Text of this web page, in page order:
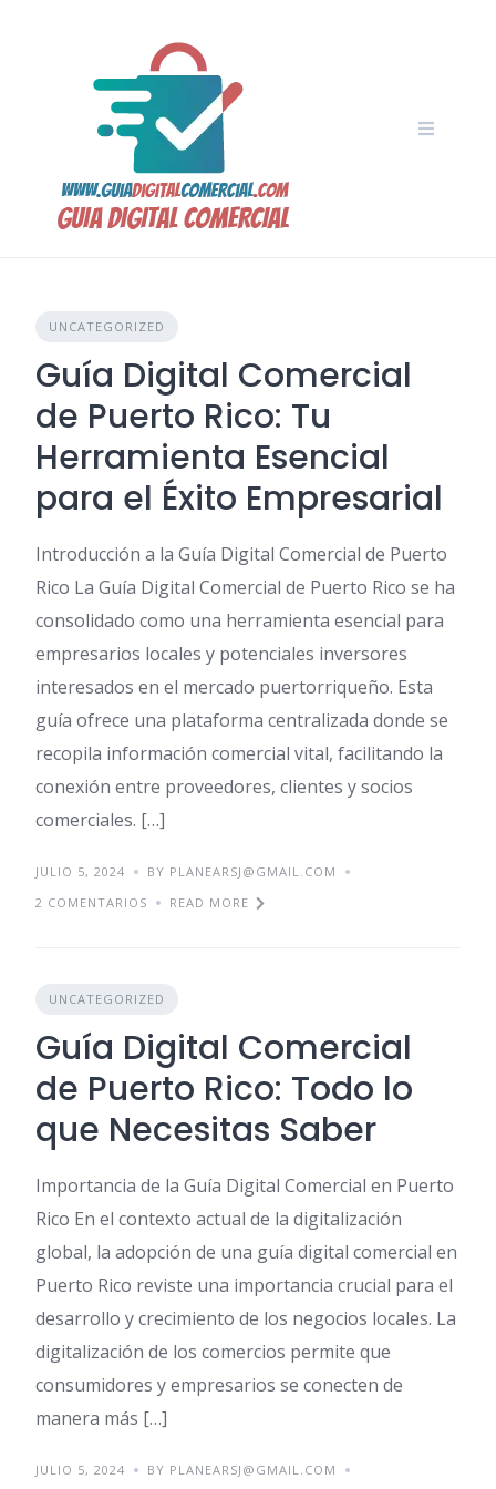
UNCATEGORIZED
Guía Digital Comercial
de Puerto Rico: Tu
Herramienta Esencial
para el Éxito Empresarial
Introducción a la Guía Digital Comercial de Puerto
Rico La Guía Digital Comercial de Puerto Rico se ha
consolidado como una herramienta esencial para
empresarios locales y potenciales inversores
interesados en el mercado puertorriqueño. Esta
guía ofrece una plataforma centralizada donde se
recopila información comercial vital, facilitando la
conexión entre proveedores, clientes y socios
comerciales. […]
JULIO 5, 2024
BY PLANEARSJ@GMAIL.COM
2 COMENTARIOS
READ MORE
UNCATEGORIZED
Guía Digital Comercial
de Puerto Rico: Todo lo
que Necesitas Saber
Importancia de la Guía Digital Comercial en Puerto
Rico En el contexto actual de la digitalización
global, la adopción de una guía digital comercial en
Puerto Rico reviste una importancia crucial para el
desarrollo y crecimiento de los negocios locales. La
digitalización de los comercios permite que
consumidores y empresarios se conecten de
manera más […]
JULIO 5, 2024 BY PLANEARSJ@GMAIL.COM